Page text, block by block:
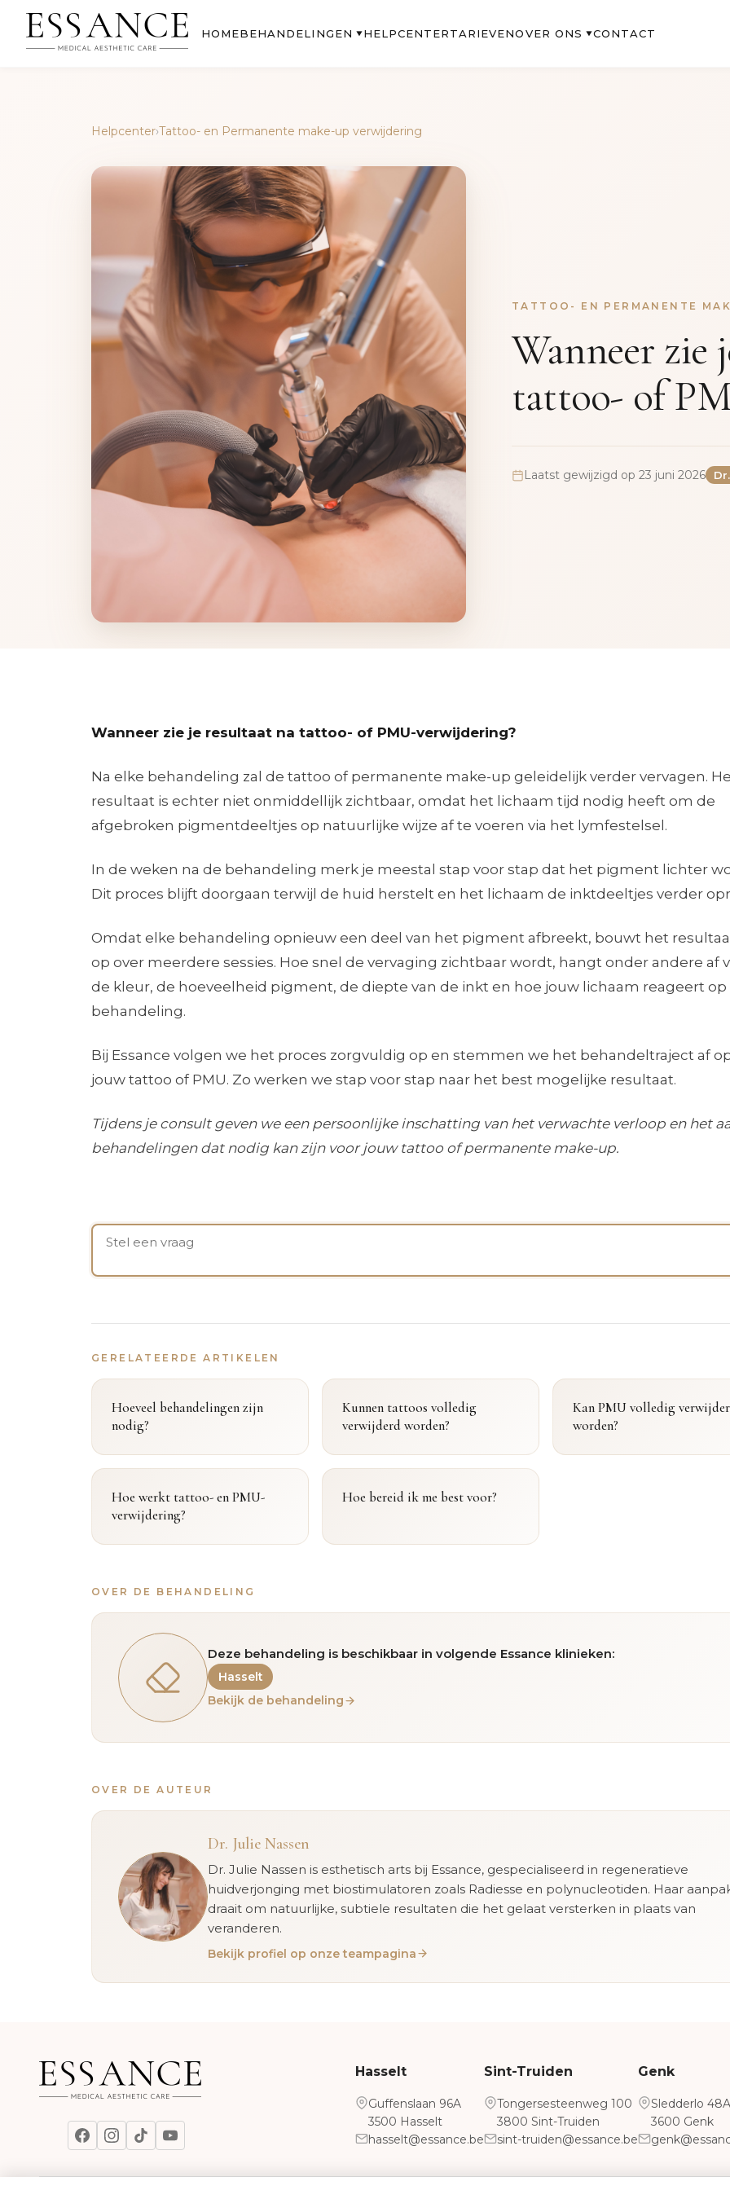
HOMEBEHANDELINGEN ▼ HELPCENTERTARIEVENOVER ONS ▼CONTACT
Helpcenter›Tattoo- en Permanente make-up verwijdering
TATTOO- EN PERMANENTE
Wanneer zie
tattoo- of
Laatst gewijzigd op 23 juni 2026
Wanneer zie je resultaat na tattoo- of PMU-verwijdering?
Na elke behandeling zal de tattoo of permanente make-up geleidelijk verder vervagen.
resultaat is echter niet onmiddellijk zichtbaar, omdat het lichaam tijd nodig heeft om de
afgebroken pigmentdeeltjes op natuurlijke wijze af te voeren via het lymfestelsel.
In de weken na de behandeling merk je meestal stap voor stap dat het pigment lichter
Dit proces blijft doorgaan terwijl de huid herstelt en het lichaam de inktdeeltjes verder
Omdat elke behandeling opnieuw een deel van het pigment afbreekt, bouwt het
op over meerdere sessies. Hoe snel de vervaging zichtbaar wordt, hangt onder andere af
de kleur, de hoeveelheid pigment, de diepte van de inkt en hoe jouw lichaam reageert op
behandeling.
Bij Essance volgen we het proces zorgvuldig op en stemmen we het behandeltraject af
jouw tattoo of PMU. Zo werken we stap voor stap naar het best mogelijke resultaat.
Tijdens je consult geven we een persoonlijke inschatting van het verwachte verloop en het
behandelingen dat nodig kan zijn voor jouw tattoo of permanente make-up.
GERELATEERDE ARTIKELEN
Hoeveel behandelingen zijn
nodig?
Kunnen tattoos volledig
verwijderd worden?
Kan PMU volledig
worden?
Hoe werkt tattoo- en PMU-
verwijdering?
Hoe bereid ik me best voor?
OVER DE BEHANDELING
Deze behandeling is beschikbaar in volgende Essance klinieken:
Hasselt
Bekijk de behandeling
OVER DE AUTEUR
Dr. Julie Nassen
Dr. Julie Nassen is esthetisch arts bij Essance, gespecialiseerd in regeneratieve
huidverjonging met biostimulatoren zoals Radiesse en polynucleotiden. Haar
draait om natuurlijke, subtiele resultaten die het gelaat versterken in plaats van
veranderen.
Bekijk profiel op onze teampagina
Hasselt
Guffenslaan 96A
3500 Hasselt
hasselt@essance.be
Sint-Truiden
Tongersesteenweg 100
3800 Sint-Truiden
sint-truiden@essance.be
Genk
Sledderlo 48A
3600 Genk